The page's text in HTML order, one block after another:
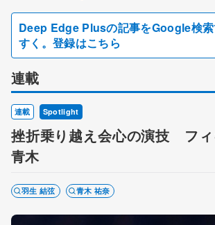
Deep Edge Plusの記事をGoogle検
すく。登録はこちら
連載
連載 Spotlight
挫折乗り越え会心の演技 フ
青木
羽生 結弦 青木 祐奈